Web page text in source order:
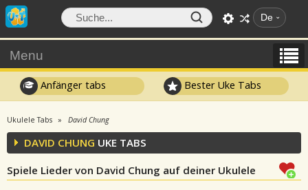
De
Menu
Anfänger tabs Bester Uke Tabs
Ukulele Tabs David Chung
DAVID CHUNG UKE TABS
Spiele Lieder von David Chung auf deiner Ukulele